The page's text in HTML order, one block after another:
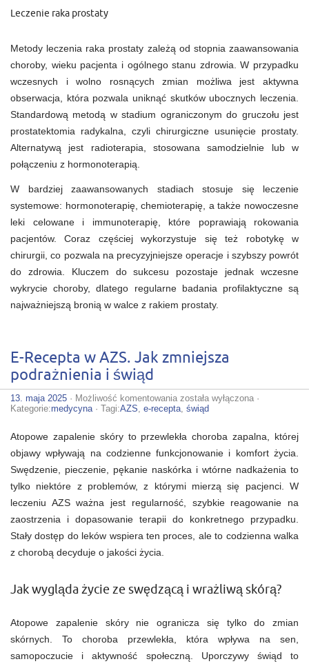
Leczenie raka prostaty
Metody leczenia raka prostaty zależą od stopnia zaawansowania
choroby, wieku pacjenta i ogólnego stanu zdrowia. W przypadku
wczesnych i wolno rosnących zmian możliwa jest aktywna
obserwacja, która pozwala uniknąć skutków ubocznych leczenia.
Standardową metodą w stadium ograniczonym do gruczołu jest
prostatektomia radykalna, czyli chirurgiczne usunięcie prostaty.
Alternatywą jest radioterapia, stosowana samodzielnie lub w
połączeniu z hormonoterapią.
W bardziej zaawansowanych stadiach stosuje się leczenie
systemowe: hormonoterapię, chemioterapię, a także nowoczesne
leki celowane i immunoterapię, które poprawiają rokowania
pacjentów. Coraz częściej wykorzystuje się też robotykę w
chirurgii, co pozwala na precyzyjniejsze operacje i szybszy powrót
do zdrowia. Kluczem do sukcesu pozostaje jednak wczesne
wykrycie choroby, dlatego regularne badania profilaktyczne są
najważniejszą bronią w walce z rakiem prostaty.
E-Recepta w AZS. Jak zmniejsza
podrażnienia i świąd
13. maja 2025 · Możliwość komentowania E-
Recepta
Jak
zmniejsza
podrażnienia
i
świąd
została wyłączona ·
Kategorie:medycyna· Tagi:AZS, e-recepta, świąd
Atopowe zapalenie skóry to przewlekła choroba zapalna, której
objawy wpływają na codzienne funkcjonowanie i komfort życia.
Swędzenie, pieczenie, pękanie naskórka i wtórne nadkażenia to
tylko niektóre z problemów, z którymi mierzą się pacjenci. W
leczeniu AZS ważna jest regularność, szybkie reagowanie na
zaostrzenia i dopasowanie terapii do konkretnego przypadku.
Stały dostęp do leków wspiera ten proces, ale to codzienna walka
z chorobą decyduje o jakości życia.
Jak wygląda życie ze swędzącą i wrażliwą skórą?
Atopowe zapalenie skóry nie ogranicza się tylko do zmian
skórnych. To choroba przewlekła, która wpływa na sen,
samopoczucie i aktywność społeczną. Uporczywy świąd to